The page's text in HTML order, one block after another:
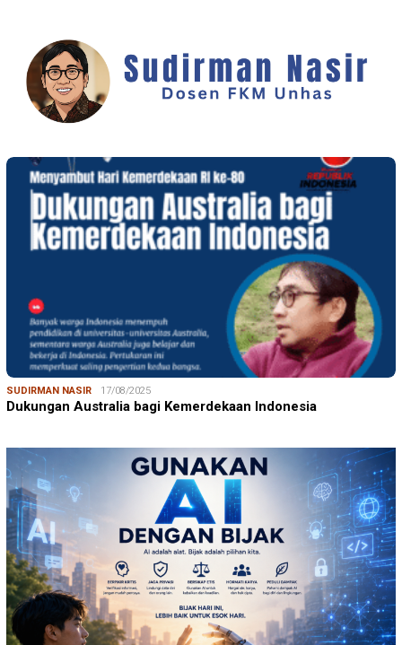
SUDIRMAN NASIR 17/08/2025
Dukungan Australia bagi Kemerdekaan Indonesia